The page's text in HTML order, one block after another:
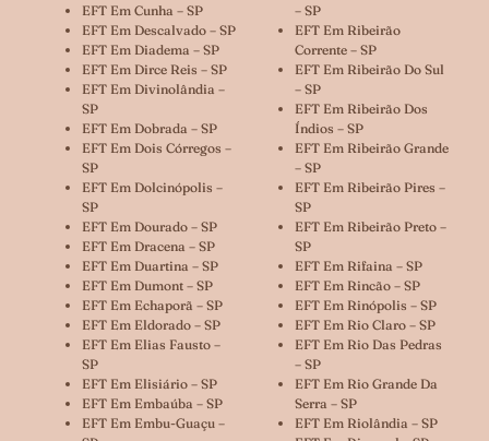
EFT Em Cunha – SP
EFT Em Descalvado – SP
EFT Em Diadema – SP
EFT Em Dirce Reis – SP
EFT Em Divinolândia –
SP
EFT Em Dobrada – SP
EFT Em Dois Córregos –
SP
EFT Em Dolcinópolis –
SP
EFT Em Dourado – SP
EFT Em Dracena – SP
EFT Em Duartina – SP
EFT Em Dumont – SP
EFT Em Echaporã – SP
EFT Em Eldorado – SP
EFT Em Elias Fausto –
SP
EFT Em Elisiário – SP
EFT Em Embaúba – SP
EFT Em Embu-Guaçu –
– SP
EFT Em Ribeirão
Corrente – SP
EFT Em Ribeirão Do Sul
– SP
EFT Em Ribeirão Dos
Índios – SP
EFT Em Ribeirão Grande
– SP
EFT Em Ribeirão Pires –
SP
EFT Em Ribeirão Preto –
SP
EFT Em Rifaina – SP
EFT Em Rincão – SP
EFT Em Rinópolis – SP
EFT Em Rio Claro – SP
EFT Em Rio Das Pedras
– SP
EFT Em Rio Grande Da
Serra – SP
EFT Em Riolândia – SP